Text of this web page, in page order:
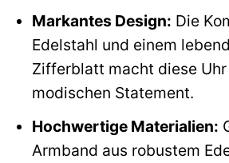
Markantes Design: Die
Edelstahl und einem
Zifferblatt macht diese Uhr
modischen Statement.
Hochwertige Materialien:
Armband aus robustem